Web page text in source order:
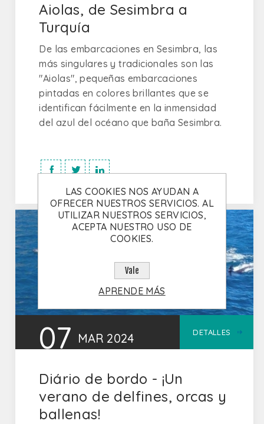
Aiolas, de Sesimbra a
Turquía
De las embarcaciones en Sesimbra, las
más singulares y tradicionales son las
"Aiolas", pequeñas embarcaciones
pintadas en colores brillantes que se
identifican fácilmente en la inmensidad
del azul del océano que baña Sesimbra.
07 MAR 2024 DETALLES
Diário de bordo - ¡Un
verano de delfines, orcas y
ballenas!
LAS COOKIES NOS AYUDAN A
OFRECER NUESTROS SERVICIOS. AL
UTILIZAR NUESTROS SERVICIOS,
ACEPTA NUESTRO USO DE
COOKIES.
Vale
APRENDE MÁS